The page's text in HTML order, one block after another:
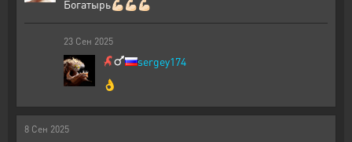
Богатырь💪🏻💪🏻💪🏻
23 Сен 2025
sergey174
👌
8 Сен 2025